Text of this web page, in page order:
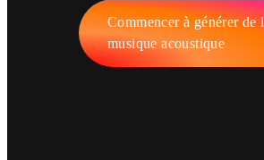
Commencer à générer de
musique acoustique